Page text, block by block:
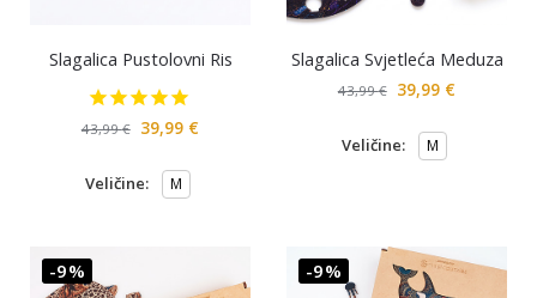
Slagalica Pustolovni Ris
43,99€ 39,99 €
Veličine: M
Slagalica Svjetleća Meduza
43,99€ 39,99 €
Veličine: M
-9% -9%